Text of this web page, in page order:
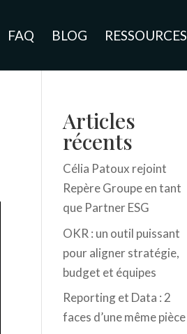
FAQ BLOG RESSOURCES
Articles
récents
Célia Patoux rejoint
Repère Groupe en tant
que Partner ESG
OKR : un outil puissant
pour aligner stratégie,
budget et équipes
Reporting et Data : 2
faces d’une même pièce